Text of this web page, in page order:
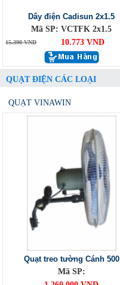
Dây điện Cadisun 2x1.5
Mã SP: VCTFK 2x1.5
15.390 VND 10.773 VND
QUẠT ĐIỆN CÁC LOẠI
QUẠT VINAWIN
Quạt treo tường Cánh 500
Mã SP: